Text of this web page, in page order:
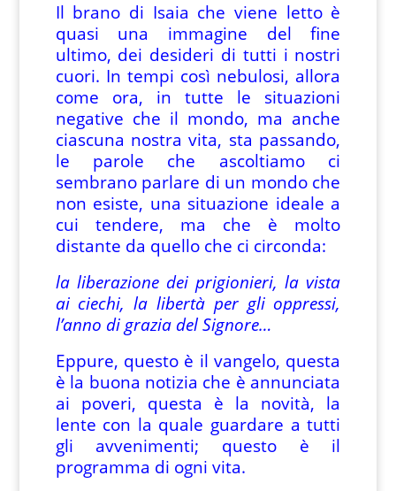
Il brano di Isaia che viene letto è
quasi una immagine del fine
ultimo, dei desideri di tutti i nostri
cuori. In tempi così nebulosi, allora
come ora, in tutte le situazioni
negative che il mondo, ma anche
ciascuna nostra vita, sta passando,
le parole che ascoltiamo ci
sembrano parlare di un mondo che
non esiste, una situazione ideale a
cui tendere, ma che è molto
distante da quello che ci circonda:
la liberazione dei prigionieri, la vista
ai ciechi, la libertà per gli oppressi,
l’anno di grazia del Signore…
Eppure, questo è il vangelo, questa
è la buona notizia che è annunciata
ai poveri, questa è la novità, la
lente con la quale guardare a tutti
gli avvenimenti; questo è il
programma di ogni vita.